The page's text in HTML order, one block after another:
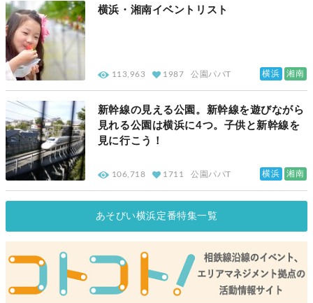
横浜・湘南イベントリスト
113,963 1987 公園パパT 横浜 湘南
新幹線の見える公園。新幹線を遊びながら
見れる公園は横浜に4つ。子供と新幹線を
見に行こう！
106,718 1711 公園パパT 横浜 湘南
あそびい横浜定番特集一覧